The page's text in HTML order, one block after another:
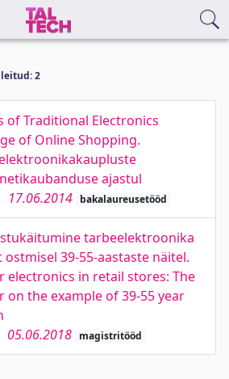
2
of Traditional Electronics
of Online Shopping.
ajastul
17.06.2014 bakalaureusetööd
tarbeelektroonika
39-55-aastaste näitel.
electronics in retail stores: The
on the example of 39-55 year
05.06.2018 magistritööd